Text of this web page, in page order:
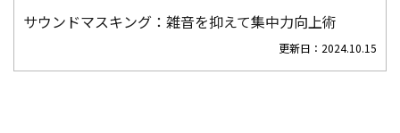
サウンドマスキング：雑音を抑えて集中力向上術
更新日： 2024.10.15